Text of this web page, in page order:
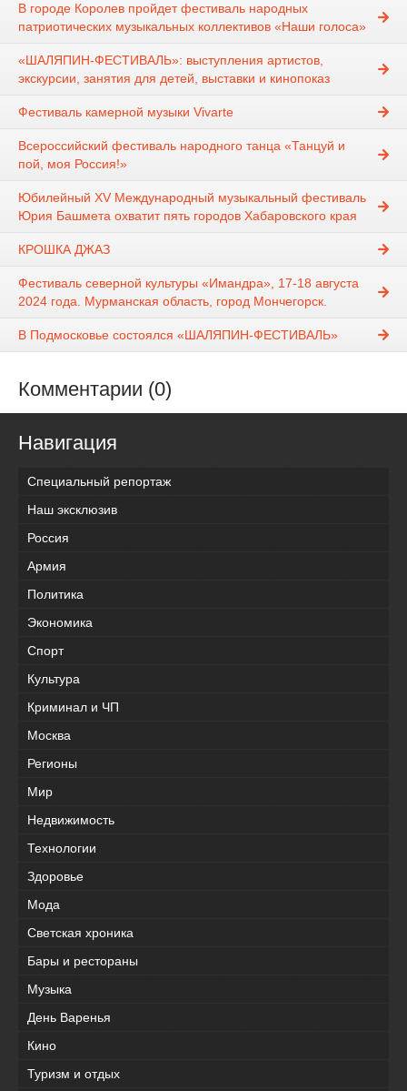
В городе Королев пройдет фестиваль народных
патриотических музыкальных коллективов «Наши голоса»
«ШАЛЯПИН-ФЕСТИВАЛЬ»: выступления артистов,
экскурсии, занятия для детей, выставки и кинопоказ
Фестиваль камерной музыки Vivarte
Всероссийский фестиваль народного танца «Танцуй и
пой, моя Россия!»
Юбилейный XV Международный музыкальный фестиваль
Юрия Башмета охватит пять городов Хабаровского края
КРОШКА ДЖАЗ
Фестиваль северной культуры «Имандра», 17-18 августа
2024 года. Мурманская область, город Мончегорск.
В Подмосковье состоялся «ШАЛЯПИН-ФЕСТИВАЛЬ»
Комментарии (0)
Навигация
Специальный репортаж
Наш эксклюзив
Россия
Армия
Политика
Экономика
Спорт
Культура
Криминал и ЧП
Москва
Регионы
Мир
Недвижимость
Технологии
Здоровье
Мода
Светская хроника
Бары и рестораны
Музыка
День Варенья
Кино
Туризм и отдых